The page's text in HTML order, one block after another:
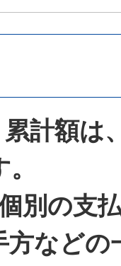
累計額は
個別の支
方などの